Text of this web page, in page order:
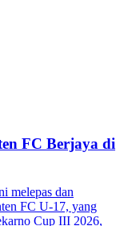
FC Berjaya di
melepas dan
FC U-17, yang
Cup III 2026,